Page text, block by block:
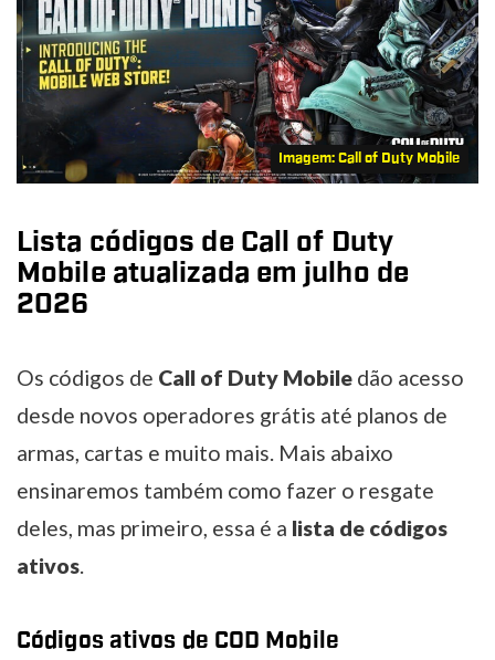
Imagem: Call of Duty Mobile
Lista códigos de Call of Duty
Mobile atualizada em julho de
2026
Os códigos de Call of Duty Mobile dão acesso
desde novos operadores grátis até planos de
armas, cartas e muito mais. Mais abaixo
ensinaremos também como fazer o resgate
deles, mas primeiro, essa é a lista de códigos
ativos
Códigos ativos de COD Mobile